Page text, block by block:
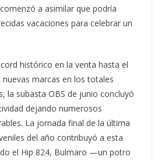
a asimilar que podría
vacaciones para celebrar un
histórico en la venta hasta el
marcas en los totales
la subasta OBS de junio concluyó
dejando numerosos
La jornada final de la última
del año contribuyó a esta
el Hip 824, Bulmaro —un potro